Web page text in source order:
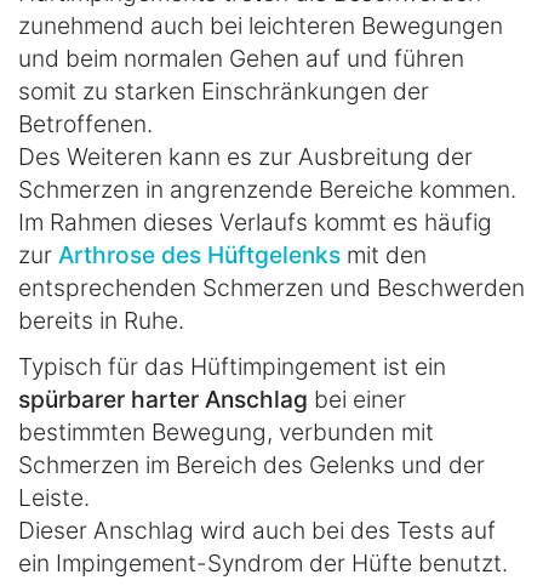
zunehmend auch bei leichteren Bewegungen
und beim normalen Gehen auf und führen
somit zu starken Einschränkungen der
Betroffenen.
Des Weiteren kann es zur Ausbreitung der
Schmerzen in angrenzende Bereiche kommen.
Im Rahmen dieses Verlaufs kommt es häufig
zur Arthrose des Hüftgelenks mit den
entsprechenden Schmerzen und Beschwerden
bereits in Ruhe.
Typisch für das Hüftimpingement ist ein
spürbarer harter Anschlag bei einer
bestimmten Bewegung, verbunden mit
Schmerzen im Bereich des Gelenks und der
Leiste.
Dieser Anschlag wird auch bei des Tests auf
ein Impingement-Syndrom der Hüfte benutzt.